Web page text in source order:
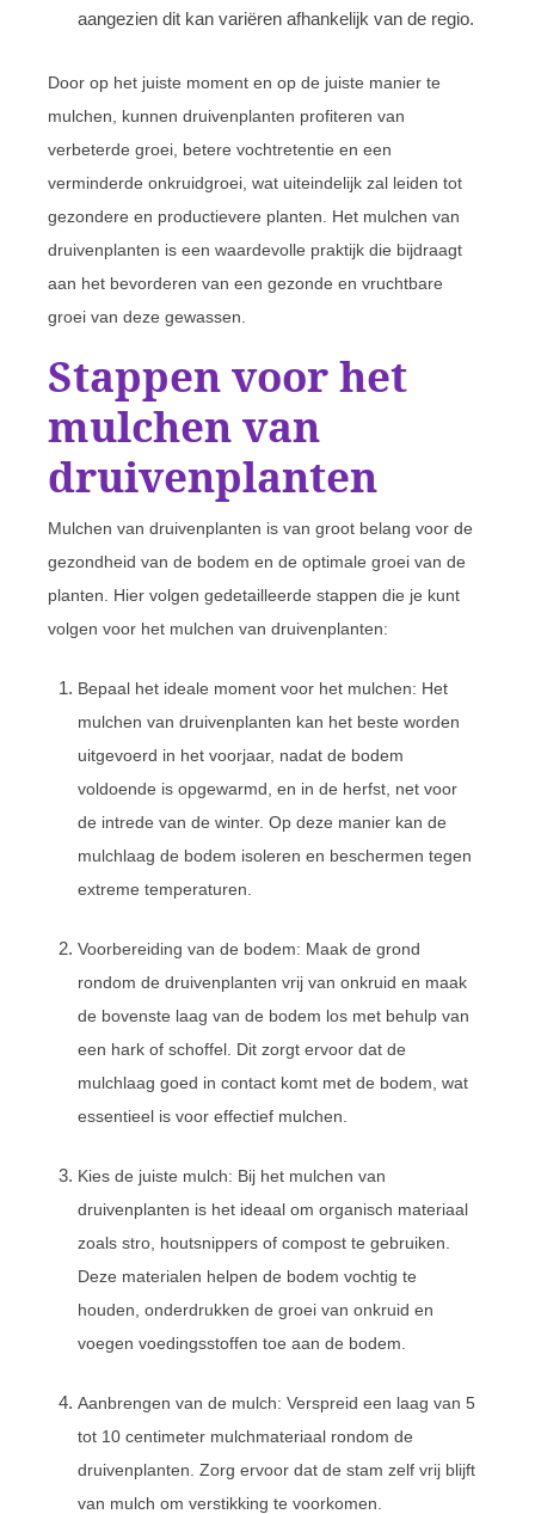
aangezien dit kan variëren afhankelijk van de regio.
Door op het juiste moment en op de juiste manier te
mulchen, kunnen druivenplanten profiteren van
verbeterde groei, betere vochtretentie en een
verminderde onkruidgroei, wat uiteindelijk zal leiden tot
gezondere en productievere planten. Het mulchen van
druivenplanten is een waardevolle praktijk die bijdraagt
aan het bevorderen van een gezonde en vruchtbare
groei van deze gewassen.
Stappen voor het
mulchen van
druivenplanten
Mulchen van druivenplanten is van groot belang voor de
gezondheid van de bodem en de optimale groei van de
planten. Hier volgen gedetailleerde stappen die je kunt
volgen voor het mulchen van druivenplanten:
Bepaal het ideale moment voor het mulchen: Het
mulchen van druivenplanten kan het beste worden
uitgevoerd in het voorjaar, nadat de bodem
voldoende is opgewarmd, en in de herfst, net voor
de intrede van de winter. Op deze manier kan de
mulchlaag de bodem isoleren en beschermen tegen
extreme temperaturen.
Voorbereiding van de bodem: Maak de grond
rondom de druivenplanten vrij van onkruid en maak
de bovenste laag van de bodem los met behulp van
een hark of schoffel. Dit zorgt ervoor dat de
mulchlaag goed in contact komt met de bodem, wat
essentieel is voor effectief mulchen.
Kies de juiste mulch: Bij het mulchen van
druivenplanten is het ideaal om organisch materiaal
zoals stro, houtsnippers of compost te gebruiken.
Deze materialen helpen de bodem vochtig te
houden, onderdrukken de groei van onkruid en
voegen voedingsstoffen toe aan de bodem.
Aanbrengen van de mulch: Verspreid een laag van 5
tot 10 centimeter mulchmateriaal rondom de
druivenplanten. Zorg ervoor dat de stam zelf vrij blijft
van mulch om verstikking te voorkomen.